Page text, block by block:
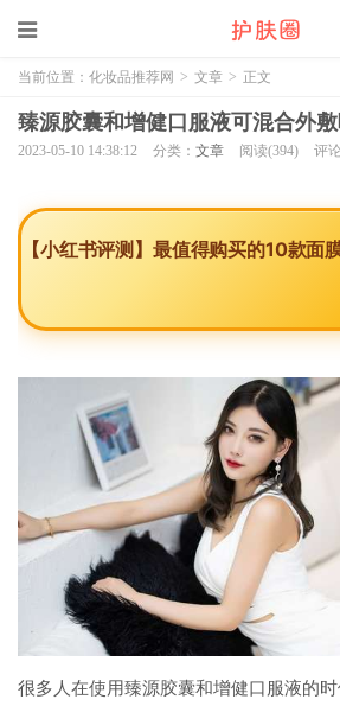
当前位置： 化妆品推荐网 > 文章 > 正文
臻源胶囊和增健口服液可混合外敷
2023-05-10 14:38:12 分类： 文章 阅读(394) 评
【小红书评测】最值得购买的10款面
很多人在使用臻源胶囊和增健口服液的